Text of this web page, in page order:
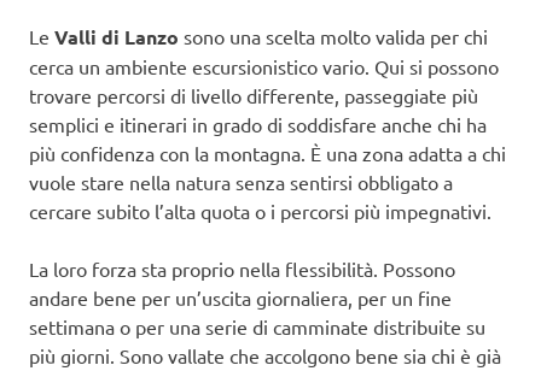
Le Valli di Lanzo sono una scelta molto valida per chi
cerca un ambiente escursionistico vario. Qui si possono
trovare percorsi di livello differente, passeggiate più
semplici e itinerari in grado di soddisfare anche chi ha
più confidenza con la montagna. È una zona adatta a chi
vuole stare nella natura senza sentirsi obbligato a
cercare subito l’alta quota o i percorsi più impegnativi.
La loro forza sta proprio nella flessibilità. Possono
andare bene per un’uscita giornaliera, per un fine
settimana o per una serie di camminate distribuite su
più giorni. Sono vallate che accolgono bene sia chi è già